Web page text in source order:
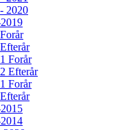
2020
Forår
Efterår
Forår